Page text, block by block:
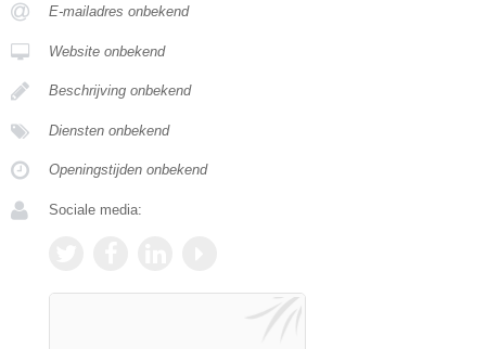
E-mailadres onbekend
Website onbekend
Beschrijving onbekend
Diensten onbekend
Openingstijden onbekend
Sociale media: